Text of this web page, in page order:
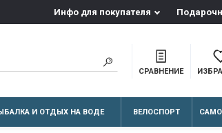
Инфо для покупателя
СРАВНЕНИЕ
И ОТДЫХ НА ВОДЕ ВЕЛОСПОРТ